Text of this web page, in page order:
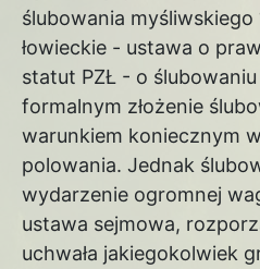
ślubowania myśliwskiego
łowieckie - ustawa o
statut PZŁ - o
formalnym złożenie
warunkiem koniecznym
polowania. Jednak
wydarzenie ogromnej
ustawa sejmowa,
uchwała jakiegokolwiek